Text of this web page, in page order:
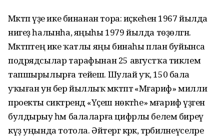
Мәктәп үҙе ике бинанан тора: иҫкеһенә 1967 йылда
нигеҙ һалынһа, яңыһы 1979 йылда төҙөлгән.
Мәктәптең ике ҡатлы яңы бинаһы план буйынса
подрядсылар тарафынан 25 августҡа тиклем
тапшырылырға тейеш. Шулай уҡ, 150 бала
уҡыған ун бер йыллыҡ мәктәптә «Мәғариф» милли
проекты сиктәрендә «Үҫеш нөктәһе» мәғариф үҙәген
булдырыу һәм балаларға цифрлы белем биреү
күҙ уңында тотола. Әйтергә кәрәк, тәрбиәләнеүселәре